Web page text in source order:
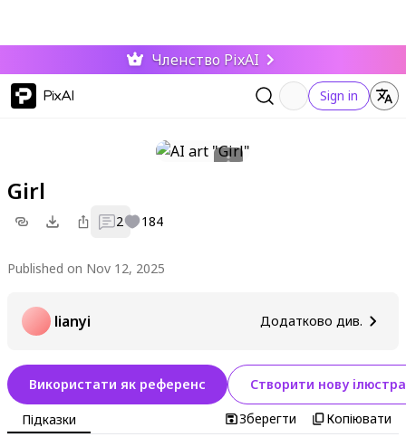
Членство PixAI
PixAI Sign in
Girl
2 184
Published on Nov 12, 2025
lianyi Додатково див.
Використати як референс Створити нову
Підказки Зберегти Копіювати